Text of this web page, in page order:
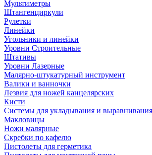
Мультиметры
Штангенциркули
Рулетки
Линейки
Угольники и линейки
Уровни Строительные
Штативы
Уровни Лазерные
Малярно-штукатурный инструмент
Валики и ванночки
Лезвия для ножей канцелярских
Кисти
Системы для укладывания и
Макловицы
Ножи малярные
Скребки по кафелю
Пистолеты для герметика